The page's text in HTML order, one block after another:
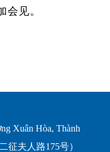
会见。
Xuân Hòa, Thành
征夫人路175号）